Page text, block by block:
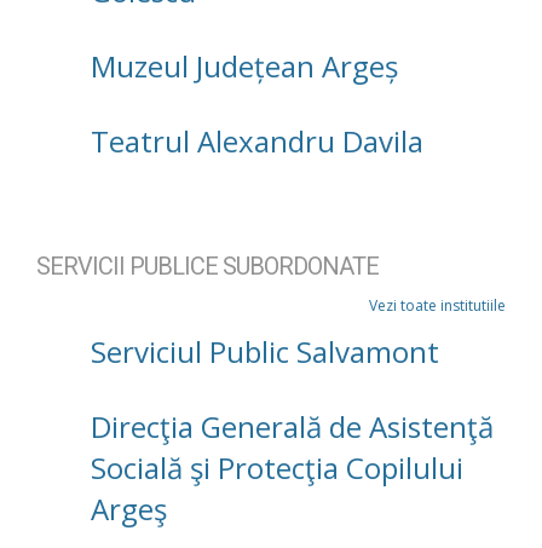
Muzeul Județean Argeș
Teatrul Alexandru Davila
SERVICII PUBLICE SUBORDONATE
Vezi toate institutiile
Serviciul Public Salvamont
Direcţia Generală de Asistenţă
Socială şi Protecţia Copilului
Argeş